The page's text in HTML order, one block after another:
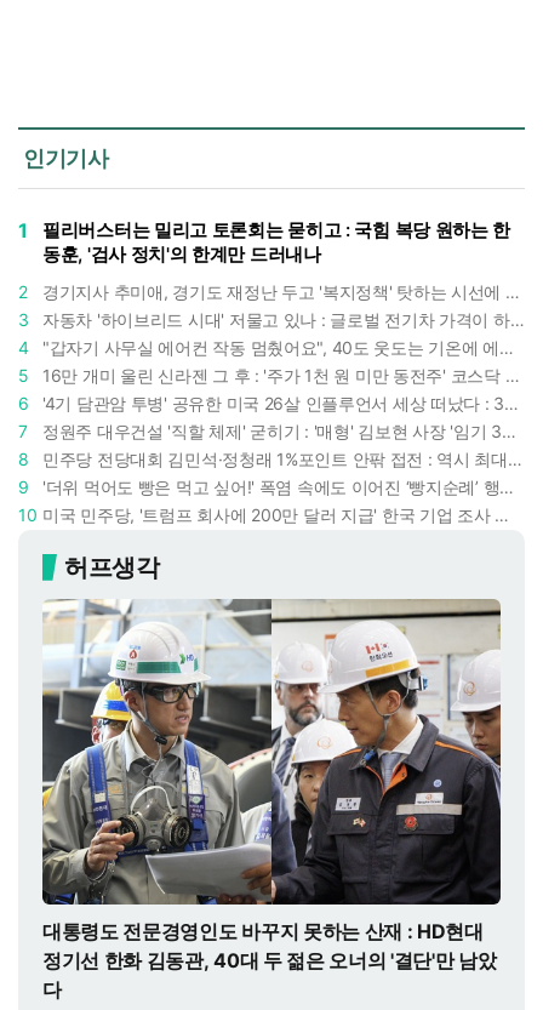
인기기사
1
필리버스터는 밀리고 토론회는 묻히고 : 국힘 복당 원하는 한
동훈, '검사 정치'의 한계만 드러내나
2
경기지사 추미애, 경기도 재정난 두고 '복지정책' 탓하는 시선에 정면 반박 : "고령자와 아이 인구 급증"
3
자동차 '하이브리드 시대' 저물고 있나 : 글로벌 전기차 가격이 하이브리드 차보다 낮아졌다
4
"갑자기 사무실 에어컨 작동 멈췄어요", 40도 웃도는 기온에 에어컨도 숨이 찬다
5
16만 개미 울린 신라젠 그 후 : '주가 1천 원 미만 동전주' 코스닥 38곳 코스피 10곳, 총 48곳 이르렀다
6
'4기 담관암 투병' 공유한 미국 26살 인플루언서 세상 떠났다 : 3년간 보여준 희망과 용기
7
정원주 대우건설 '직할 체제' 굳히기 : '매형' 김보현 사장 '임기 3년' 받고 4개월 만에 물러났다
8
민주당 전당대회 김민석·정청래 1%포인트 안팎 접전 : 역시 최대 승부처는 호남과 수도권
9
'더위 먹어도 빵은 먹고 싶어!' 폭염 속에도 이어진 ‘빵지순례’ 행렬 : 성심당이 대기 손님 위해 준비한 것들
10
미국 민주당, '트럼프 회사에 200만 달러 지급' 한국 기업 조사 착수 : 트럼프 덕분에 이득 챙기려 했나
허프생각
대통령도 전문경영인도 바꾸지 못하는 산재 : HD현대
정기선 한화 김동관, 40대 두 젊은 오너의 '결단'만 남았
다